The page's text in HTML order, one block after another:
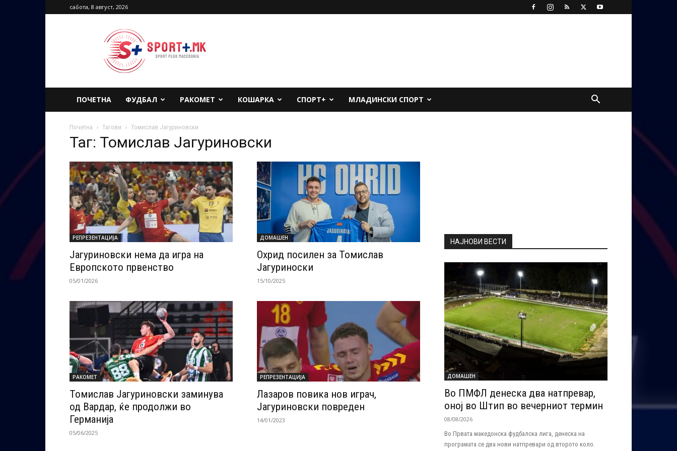
сабота, 8 август, 2026
Sport
Plus
Macedonia
ПОЧЕТНА ФУДБАЛ РАКОМЕТ КОШАРКА СПОРТ+ МЛАДИНСКИ СПОРТ
Почетна Тагови Томислав Јагуриновски
Таг: Томислав Јагуриновски
РЕПРЕЗЕНТАЦИЈА
Јагуриновски нема да игра на
Европското првенство
05/01/2026
ДОМАШЕН
Охрид посилен за Томислав
Јагуриноски
15/10/2025
РАКОМЕТ
Томислав Јагуриновски заминува
од Вардар, ќе продолжи во
Германија
05/06/2025
РЕПРЕЗЕНТАЦИЈА
Лазаров повика нов играч,
Јагуриновски повреден
14/01/2023
НАЈНОВИ ВЕСТИ
ДОМАШЕН
Во ПМФЛ денеска два натпревар,
оној во Штип во вечерниот термин
08/08/2026
Во Првата македонска фудбалска лига, денеска на
програмата се два нови натпревари од второто коло.